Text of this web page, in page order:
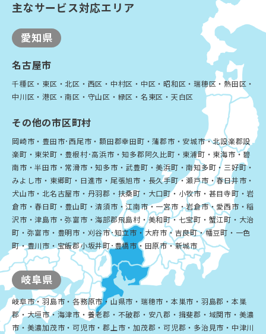
主なサービス対応エリア
愛知県
名古屋市
千種区・東区・北区・西区・中村区・中区・昭和区・瑞穂区・熱田区・
中川区・港区・南区・守山区・緑区・名東区・天白区
その他の市区町村
岡崎市・豊田市･西尾市・額田郡幸田町・蒲郡市・安城市・北設楽郡設
楽町・東栄町・豊根村･高浜市・知多郡阿久比町・東浦町・東海市・碧
南市・半田市・常滑市・知多市・武豊町・美浜町・南知多町・三好町・
みよし市・東郷町・日進市・尾張旭市・長久手町・瀬戸市・春日井市・
犬山市・北名古屋市・丹羽郡・扶桑町・大口町・小牧市・甚目寺町・岩
倉市・春日町・豊山町・清須市・江南市・一宮市・岩倉市・愛西市・稲
沢市・津島市・弥富市・海部郡飛島村・美和町・七宝町・蟹江町・大治
町・弥富市・豊明市・刈谷市･知立市・大府市・吉良町・幡豆町・一色
町・豊川市・宝飯郡小坂井町･豊橋市・田原市・新城市
岐阜県
岐阜市・羽島市・各務原市・山県市・瑞穂市・本巣市・羽島郡・本巣
郡・大垣市・海津市・養老郡・不破郡・安八郡・揖斐郡・域関市・美濃
市・美濃加茂市・可児市・郡上市・加茂郡・可児郡・多治見市・中津川